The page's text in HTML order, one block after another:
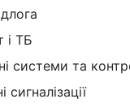
і ТБ
системи та